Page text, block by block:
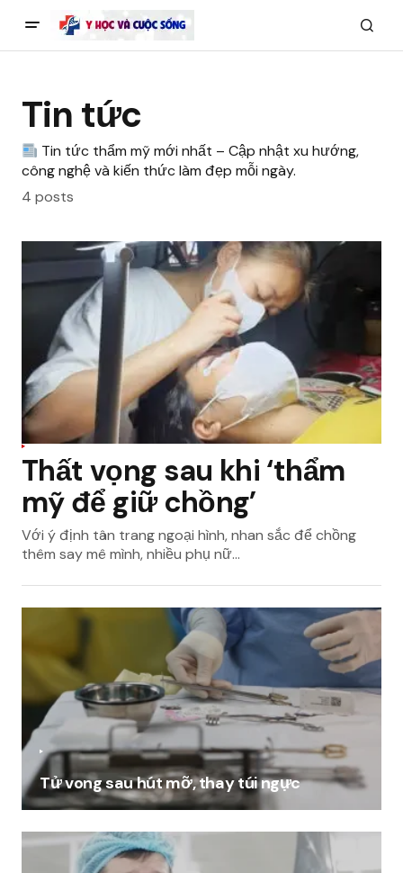
Tin tức
Tin tức thẩm mỹ mới nhất – Cập nhật xu hướng,
công nghệ và kiến thức làm đẹp mỗi ngày.
4 posts
Thất vọng sau khi ‘thẩm
mỹ để giữ chồng’
Với ý định tân trang ngoại hình, nhan sắc để chồng
thêm say mê mình, nhiều phụ nữ…
Tử vong sau hút mỡ, thay túi ngực